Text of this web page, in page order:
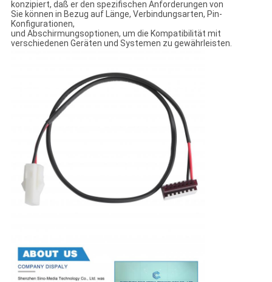
konzipiert, daß er den spezifischen Anforderungen von
Sie können in Bezug auf Länge, Verbindungsarten, Pin-
Konfigurationen,
und Abschirmungsoptionen, um die Kompatibilität mit
verschiedenen Geräten und Systemen zu gewährleisten.